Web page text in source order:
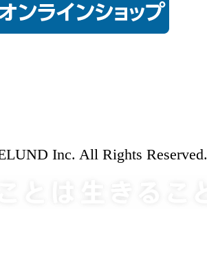
Inc. All Rights Reserved.